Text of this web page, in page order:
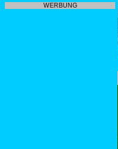
WERBUNG